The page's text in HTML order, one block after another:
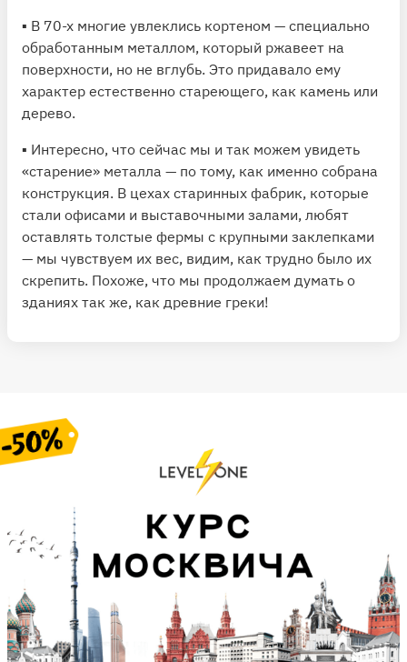
▪️ В 70-х многие увлеклись кортеном — специально
обработанным металлом, который ржавеет на
поверхности, но не вглубь. Это придавало ему
характер естественно стареющего, как камень или
дерево.
▪️ Интересно, что сейчас мы и так можем увидеть
«старение» металла — по тому, как именно собрана
конструкция. В цехах старинных фабрик, которые
стали офисами и выставочными залами, любят
оставлять толстые фермы с крупными заклепками
— мы чувствуем их вес, видим, как трудно было их
скрепить. Похоже, что мы продолжаем думать о
зданиях так же, как древние греки!